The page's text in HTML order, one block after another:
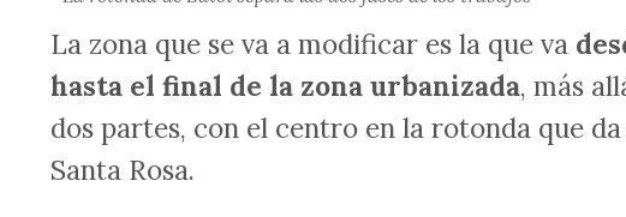
La zona que se va a modificar es la que va
hasta el final de la zona urbanizada, más
dos partes, con el centro en la rotonda que
Santa Rosa.